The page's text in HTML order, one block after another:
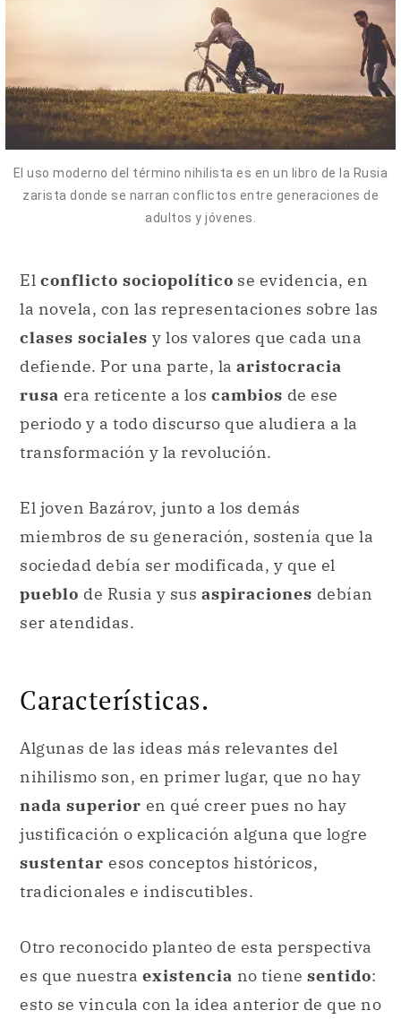
El uso moderno del término nihilista es en un libro de la Rusia
zarista donde se narran conflictos entre generaciones de
adultos y jóvenes.
El conflicto sociopolítico se evidencia, en
la novela, con las representaciones sobre las
clases sociales y los valores que cada una
defiende. Por una parte, la aristocracia
rusa era reticente a los cambios de ese
periodo y a todo discurso que aludiera a la
transformación y la revolución.
El joven Bazárov, junto a los demás
miembros de su generación, sostenía que la
sociedad debía ser modificada, y que el
pueblo de Rusia y sus aspiraciones debían
ser atendidas.
Características.
Algunas de las ideas más relevantes del
nihilismo son, en primer lugar, que no hay
nada superior en qué creer pues no hay
justificación o explicación alguna que logre
sustentar esos conceptos históricos,
tradicionales e indiscutibles.
Otro reconocido planteo de esta perspectiva
es que nuestra existencia no tiene sentido:
esto se vincula con la idea anterior de que no